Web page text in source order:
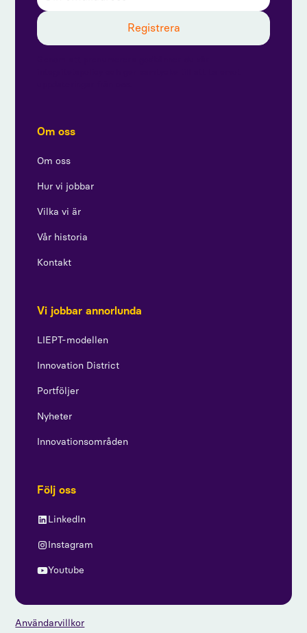
Om oss
Om oss
Hur vi jobbar
Vilka vi är
Vår historia
Kontakt
Vi jobbar annorlunda
LIEPT-modellen
Innovation District
Portföljer
Nyheter
Innovationsområden
Följ oss
LinkedIn
Instagram
Youtube
Användarvillkor